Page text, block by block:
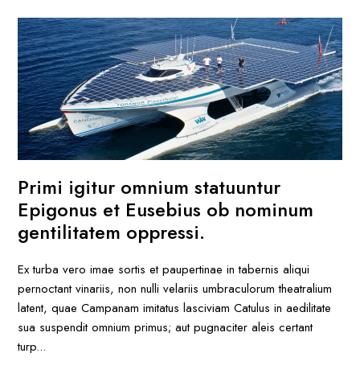
Primi igitur omnium statuuntur
Epigonus et Eusebius ob nominum
gentilitatem oppressi.
Ex turba vero imae sortis et paupertinae in tabernis aliqui
pernoctant vinariis, non nulli velariis umbraculorum theatralium
latent, quae Campanam imitatus lasciviam Catulus in aedilitate
sua suspendit omnium primus; aut pugnaciter aleis certant
turp...